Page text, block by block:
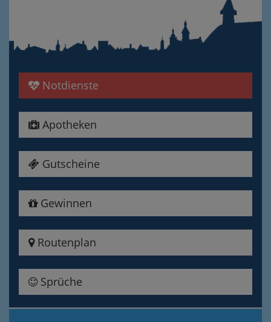
Notdienste
Apotheken
Gutscheine
Gewinnen
Routenplan
Sprüche